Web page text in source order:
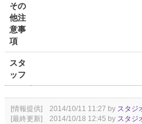
その
他注
意事
項
スタ
ッフ
[情報提供] 2014/10/11 11:27 by スタジ
[最終更新] 2014/10/18 12:45 by スタジ